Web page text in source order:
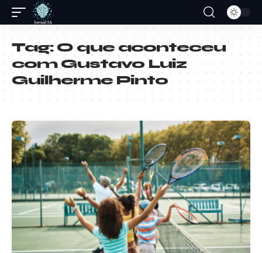
Tag:O que aconteceu
com Gustavo Luiz
Guilherme Pinto